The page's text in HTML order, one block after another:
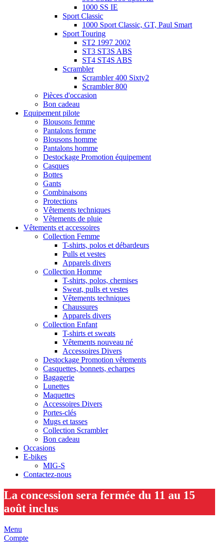
1000 SS IE
Sport Classic
1000 Sport Classic, GT, Paul Smart
Sport Touring
ST2 1997 2002
ST3 ST3S ABS
ST4 ST4S ABS
Scrambler
Scrambler 400 Sixty2
Scrambler 800
Pièces d'occasion
Bon cadeau
Equipement pilote
Blousons femme
Pantalons femme
Blousons homme
Pantalons homme
Destockage Promotion équipement
Casques
Bottes
Gants
Combinaisons
Protections
Vêtements techniques
Vêtements de pluie
Vêtements et accessoires
Collection Femme
T-shirts, polos et débardeurs
Pulls et vestes
Apparels divers
Collection Homme
T-shirts, polos, chemises
Sweat, pulls et vestes
Vêtements techniques
Chaussures
Apparels divers
Collection Enfant
T-shirts et sweats
Vêtements nouveau né
Accessoires Divers
Destockage Promotion vêtements
Casquettes, bonnets, echarpes
Bagagerie
Lunettes
Maquettes
Accessoires Divers
Portes-clés
Mugs et tasses
Collection Scrambler
Bon cadeau
Occasions
E-bikes
MIG-S
Contactez-nous
La concession sera fermée du 11 au 15
août inclus
Menu
Compte